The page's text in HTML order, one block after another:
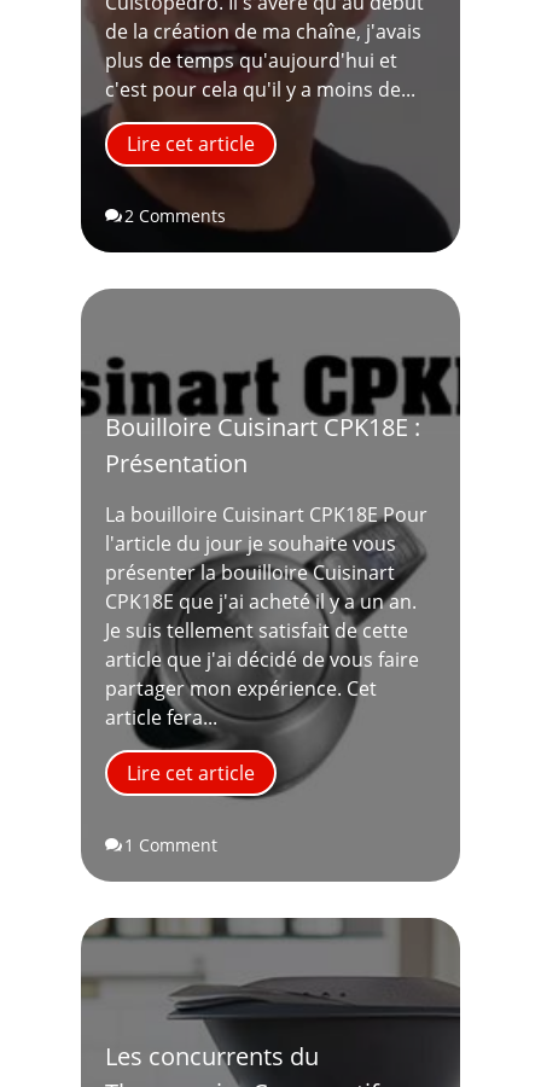
de la création de ma chaîne, j'avais
plus de temps qu'aujourd'hui et
c'est pour cela qu'il y a moins de...
Lire cet article
2 Comments
Bouilloire Cuisinart CPK18E :
Présentation
La bouilloire Cuisinart CPK18E Pour
l'article du jour je souhaite vous
présenter la bouilloire Cuisinart
CPK18E que j'ai acheté il y a un an.
Je suis tellement satisfait de cette
article que j'ai décidé de vous faire
partager mon expérience. Cet
article fera...
Lire cet article
 1 Comment
Les concurrents du